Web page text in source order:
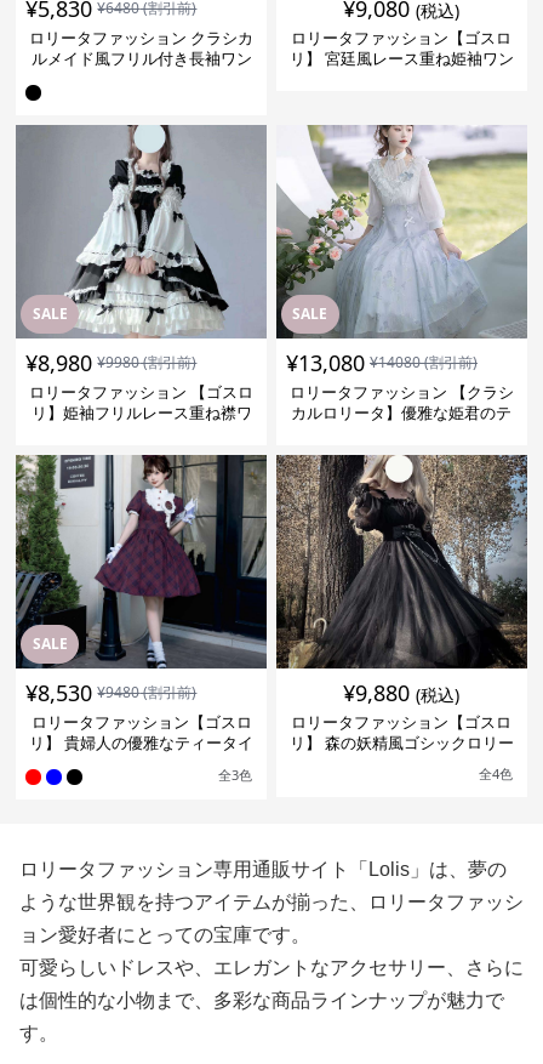
¥5,830 ¥6480(割引前)
ロリータファッション クラシカ
ルメイド風フリル付き長袖ワン
¥9,080 (税込)
ロリータファッション【ゴスロ
リ】 宮廷風レース重ね姫袖ワン
SALE
¥8,980 ¥9980(割引前)
ロリータファッション 【ゴスロ
リ】姫袖フリルレース重ね襟ワ
SALE
¥13,080 ¥14080(割引前)
ロリータファッション 【クラシ
カルロリータ】優雅な姫君のテ
SALE
¥8,530 ¥9480(割引前)
ロリータファッション【ゴスロ
リ】 貴婦人の優雅なティータイ
全3色
¥9,880 (税込)
ロリータファッション【ゴスロ
リ】 森の妖精風ゴシックロリー
全4色
ロリータファッション専用通販サイト「Lolis」は、夢の
ような世界観を持つアイテムが揃った、ロリータファッシ
ョン愛好者にとっての宝庫です。
可愛らしいドレスや、エレガントなアクセサリー、さらに
は個性的な小物まで、多彩な商品ラインナップが魅力で
す。